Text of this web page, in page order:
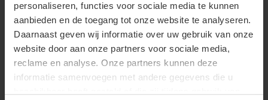
personaliseren, functies voor sociale media te kunnen
aanbieden en de toegang tot onze website te analyseren.
Daarnaast geven wij informatie over uw gebruik van onze
website door aan onze partners voor sociale media,
reclame en analyse. Onze partners kunnen deze
informatie samenvoegen met andere gegevens die u